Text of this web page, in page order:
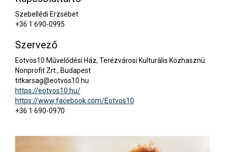
Szebellédi Erzsébet
+36 1 690-0995
Szervező
Eötvös10 Művelődési Ház, Terézvárosi Kulturális Közhasznú
Nonprofit Zrt., Budapest
titkarsag@eotvos10.hu
https://eotvos10.hu/
https://www.facebook.com/Eotvos10
+36 1 690-0970